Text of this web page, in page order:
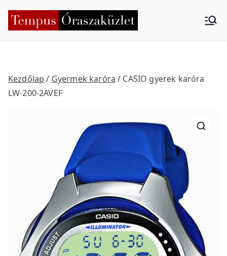
Tempus
küzlet
Kezdőlap / Gyermek karóra / CASIO gyerek karóra
LW-200-2AVEF